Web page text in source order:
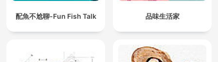
配魚不尬聊-Fun Fish Talk 品味生活家